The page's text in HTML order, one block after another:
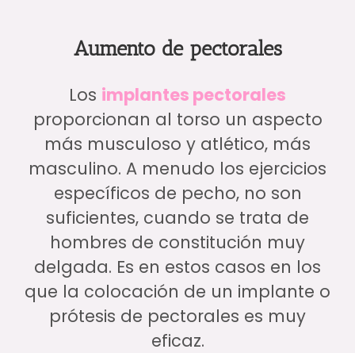
Aumento de pectorales
Los implantes pectorales
proporcionan al torso un aspecto
más musculoso y atlético, más
masculino. A menudo los ejercicios
específicos de pecho, no son
suficientes, cuando se trata de
hombres de constitución muy
delgada. Es en estos casos en los
que la colocación de un implante o
prótesis de pectorales es muy
eficaz.